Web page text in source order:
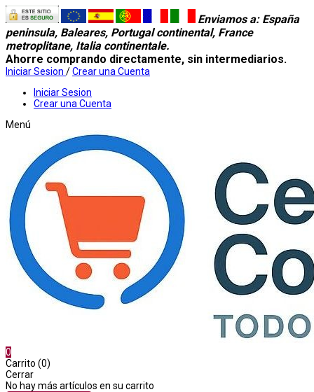
Enviamos a: España
peninsula, Baleares, Portugal continental, France
metroplitane, Italia continentale.
Ahorre comprando directamente, sin intermediarios.
Iniciar Sesion /Crear una Cuenta
Iniciar Sesion
Crear una Cuenta
Menú
0
Carrito (0)
Cerrar
No hay más artículos en su carrito